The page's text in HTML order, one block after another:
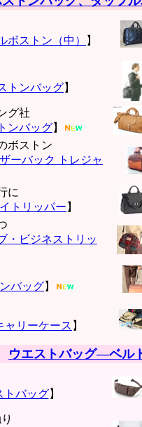
ボストン（中） 】
トンバッグ】
グ社
ンバッグ】
ボストン
ーバック トレジャ
に
トリッパー 】
・ビジネストリッ
バッグ】
リーケース 】
ウエストバッグ―ベル
トバッグ】